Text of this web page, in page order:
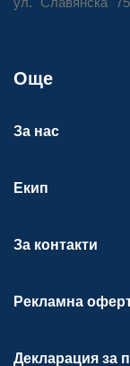
Още
За нас
Екип
За контакти
Рекламна
Декларация за